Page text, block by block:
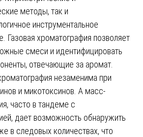
методы, так и
инструментальное
Газовая хроматография позволяет
смеси и идентифицировать
отвечающие за аромат.
незаменима при
и микотоксинов. А масс-
часто в тандеме с
дает возможность обнаружить
в следовых количествах, что